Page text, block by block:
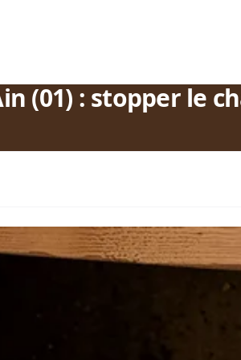
(01) : stopper le